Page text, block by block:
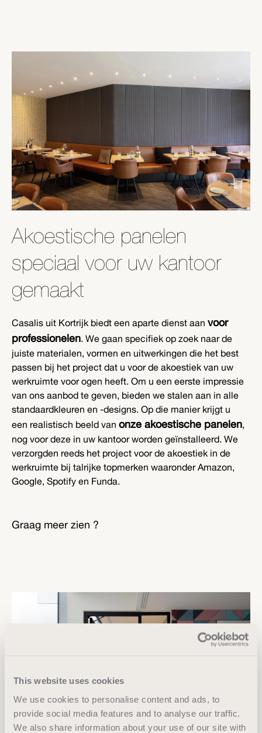
This website uses cookies
We use cookies to personalise content and ads, to
provide social media features and to analyse our traffic.
We also share information about your use of our site with
Akoestische panelen
speciaal voor uw kantoor
gemaakt
Casalis uit Kortrijk biedt een aparte dienst aan voor
professionelen . We gaan specifiek op zoek naar de
juiste materialen, vormen en uitwerkingen die het best
passen bij het project dat u voor de akoestiek van uw
werkruimte voor ogen heeft. Om u een eerste impressie
van ons aanbod te geven, bieden we stalen aan in alle
standaardkleuren en -designs. Op die manier krijgt u
een realistisch beeld van onze akoestische panelen
nog voor deze in uw kantoor worden geïnstalleerd. We
verzorgden reeds het project voor de akoestiek in de
werkruimte bij talrijke topmerken waaronder Amazon,
Google, Spotify en Funda.
Graag meer zien ?